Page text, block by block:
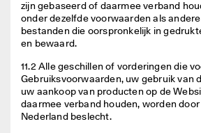
zijn gebaseerd of daarmee verband
onder dezelfde voorwaarden als
bestanden die oorspronkelijk in
en bewaard.
11.2 Alle geschillen of vorderingen die
Gebruiksvoorwaarden, uw gebruik van
uw aankoop van producten op de
daarmee verband houden, worden
Nederland beslecht.